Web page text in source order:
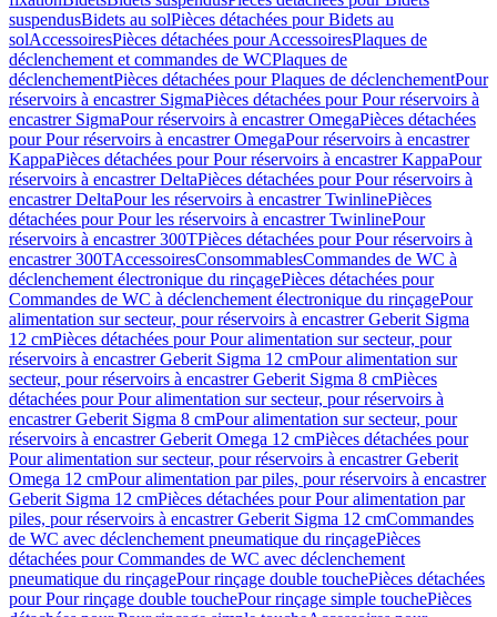
suspendusBidets au solPièces détachées pour Bidets au
solAccessoiresPièces détachées pour AccessoiresPlaques de
déclenchement et commandes de WCPlaques de
déclenchementPièces détachées pour Plaques de déclenchementPour
réservoirs à encastrer SigmaPièces détachées pour Pour réservoirs à
encastrer SigmaPour réservoirs à encastrer OmegaPièces détachées
pour Pour réservoirs à encastrer OmegaPour réservoirs à encastrer
KappaPièces détachées pour Pour réservoirs à encastrer KappaPour
réservoirs à encastrer DeltaPièces détachées pour Pour réservoirs à
encastrer DeltaPour les réservoirs à encastrer TwinlinePièces
détachées pour Pour les réservoirs à encastrer TwinlinePour
réservoirs à encastrer 300TPièces détachées pour Pour réservoirs à
encastrer 300TAccessoiresConsommablesCommandes de WC à
déclenchement électronique du rinçagePièces détachées pour
Commandes de WC à déclenchement électronique du rinçagePour
alimentation sur secteur, pour réservoirs à encastrer Geberit Sigma
12 cmPièces détachées pour Pour alimentation sur secteur, pour
réservoirs à encastrer Geberit Sigma 12 cmPour alimentation sur
secteur, pour réservoirs à encastrer Geberit Sigma 8 cmPièces
détachées pour Pour alimentation sur secteur, pour réservoirs à
encastrer Geberit Sigma 8 cmPour alimentation sur secteur, pour
réservoirs à encastrer Geberit Omega 12 cmPièces détachées pour
Pour alimentation sur secteur, pour réservoirs à encastrer Geberit
Omega 12 cmPour alimentation par piles, pour réservoirs à encastrer
Geberit Sigma 12 cmPièces détachées pour Pour alimentation par
piles, pour réservoirs à encastrer Geberit Sigma 12 cmCommandes
de WC avec déclenchement pneumatique du rinçagePièces
détachées pour Commandes de WC avec déclenchement
pneumatique du rinçagePour rinçage double touchePièces détachées
pour Pour rinçage double touchePour rinçage simple touchePièces